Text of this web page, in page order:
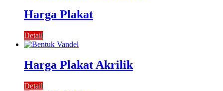
Harga Plakat
Detail
Harga Plakat Akrilik
Detail